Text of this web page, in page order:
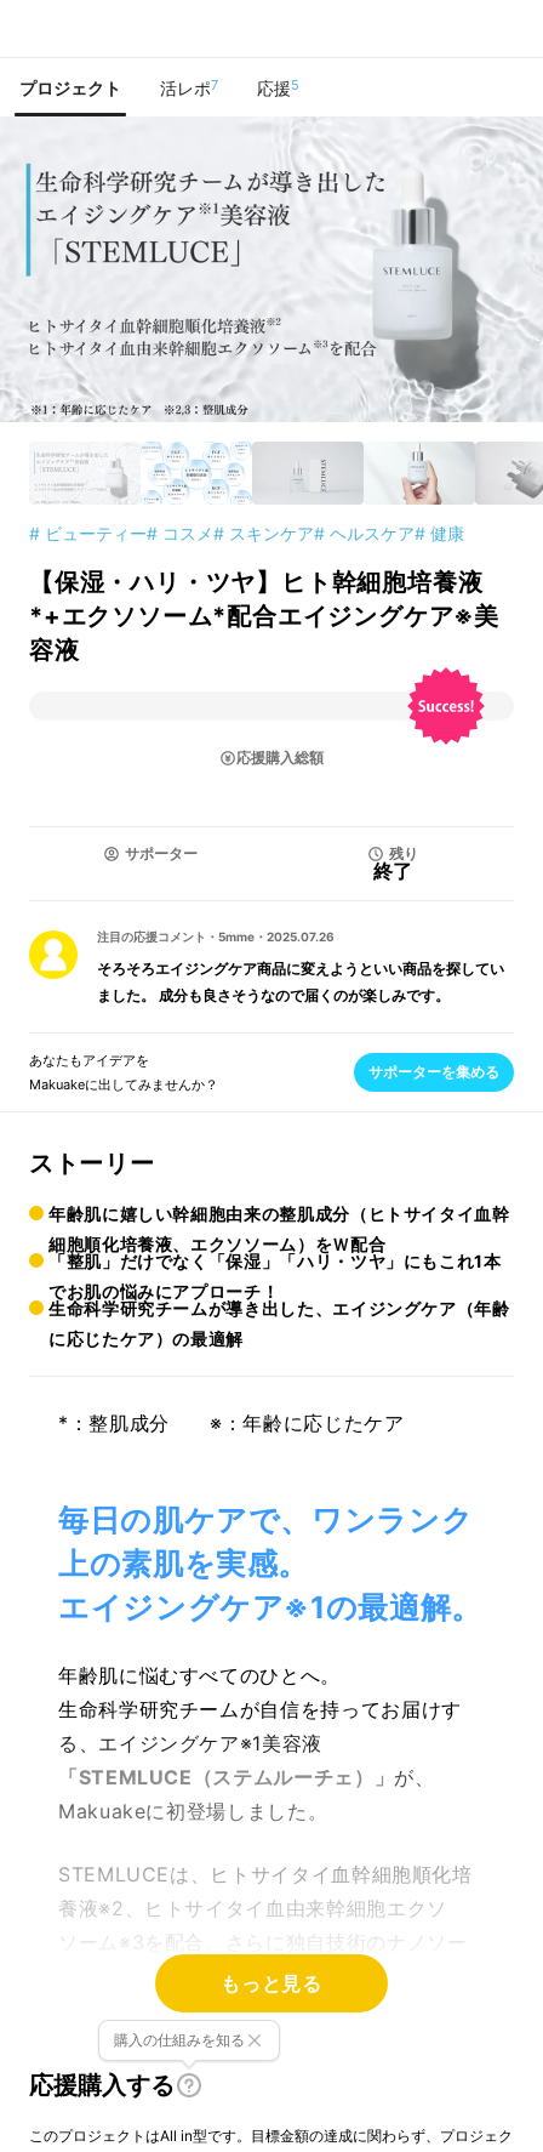
プロジェクト 活レポ7 応援5
# ビューティー# コスメ# スキンケア# ヘルスケア# 健康
【保湿・ハリ・ツヤ】ヒト幹細胞培養液
*+エクソソーム*配合エイジングケア※美
容液
応援購入総額
サポーター 残り
終了
注目の応援コメント ・ 5mme ・ 2025.07.26
そろそろエイジングケア商品に変えようといい商品を探してい
ました。 成分も良さそうなので届くのが楽しみです。
あなたもアイデアを
Makuakeに出してみませんか？
サポーターを集める
ストーリー
年齢肌に嬉しい幹細胞由来の整肌成分（ヒトサイタイ血幹
細胞順化培養液、エクソソーム）をＷ配合
「整肌」だけでなく「保湿」「ハリ・ツヤ」にもこれ1本
でお肌の悩みにアプローチ！
生命科学研究チームが導き出した、エイジングケア（年齢
に応じたケア）の最適解
*：整肌成分 ※：年齢に応じたケア
毎日の肌ケアで、ワンランク
上の素肌を実感。
エイジングケア※1の最適解。
年齢肌に悩むすべてのひとへ。
生命科学研究チームが自信を持ってお届けす
る、エイジングケア※1美容液
「STEMLUCE（ステムルーチェ）」 が、
Makuakeに初登場しました。
STEMLUCEは、ヒトサイタイ血幹細胞順化培
養液※2、ヒトサイタイ血由来幹細胞エクソ
ソーム※3を配合。さらに独自技術のナノソー
ム化サイトカイン※4を加え、様々な年齢サイ
ンに多角的にアプローチします。
毎日の肌ケアで、ワンランク上の素肌を。
※1：年齢に応じたケア ※2、3：整肌成分
もっと見る
応援購入する
購入の仕組みを知る
このプロジェクトはAll in型です。目標金額の達成に関わらず、プロジェク